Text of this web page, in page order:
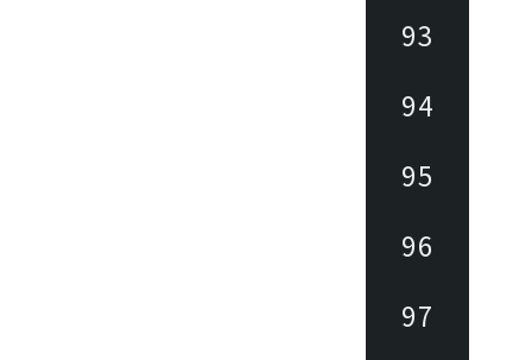
93
94
95
96
97